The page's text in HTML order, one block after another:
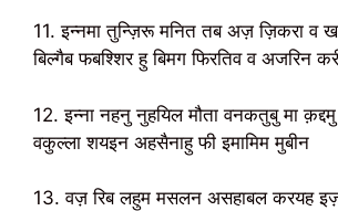
11. इन्नमा तुन्ज़िरू मनित तब अज़ ज़िकरा व
बिल्गैब फबश्शिर हु बिमग फिरतिव व अजरिन
12. इन्ना नहनु नुहयिल मौता वनकतुबु मा
वकुल्ला शयइन अहसैनाहु फी इमामिम मुबीन
13. वज़ रिब लहुम मसलन असहाबल करयह